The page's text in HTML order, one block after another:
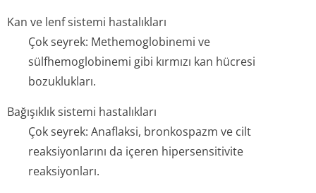
Kan ve lenf sistemi hastalıkları
Çok seyrek: Methemoglobinemi ve
sülfhemoglobinemi gibi kırmızı kan hücresi
bozuklukları.
Bağışıklık sistemi hastalıkları
Çok seyrek: Anaflaksi, bronkospazm ve cilt
reaksiyonlarını da içeren hipersensitivite
reaksiyonları.